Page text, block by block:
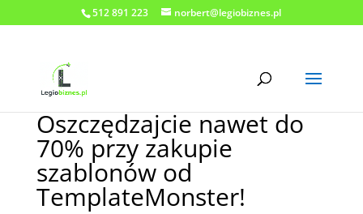
512 891 223 norbert@legiobiznes.pl
Oszczędzajcie nawet do
70% przy zakupie
szablonów od
TemplateMonster!